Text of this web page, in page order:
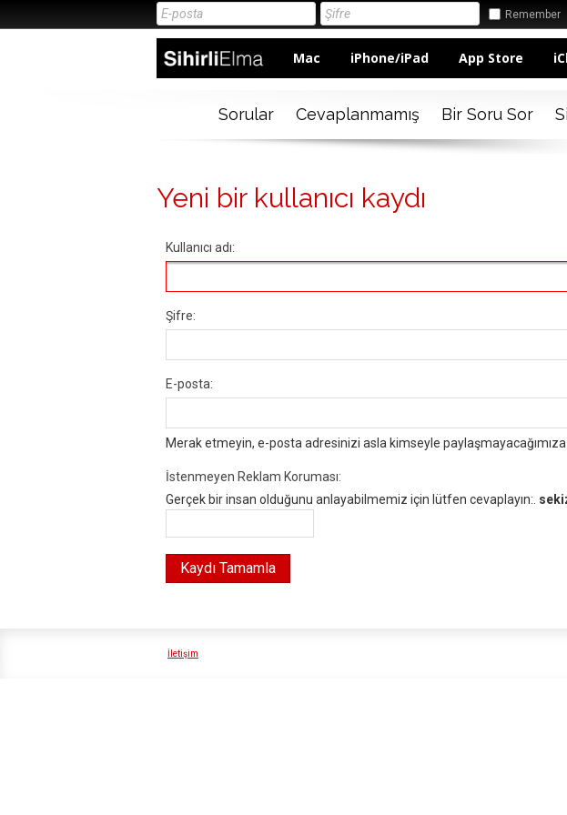
Remember
Mac iPhone/iPad App Store
Sorular Cevaplanmamış Bir Soru Sor
Yeni bir kullanıcı kaydı
Kullanıcı adı:
Şifre:
E-posta:
Merak etmeyin, e-posta adresinizi asla kimseyle paylaşmayacağımıza
İstenmeyen Reklam Koruması:
Gerçek bir insan olduğunu anlayabilmemiz için lütfen cevaplayın:.
İletişim